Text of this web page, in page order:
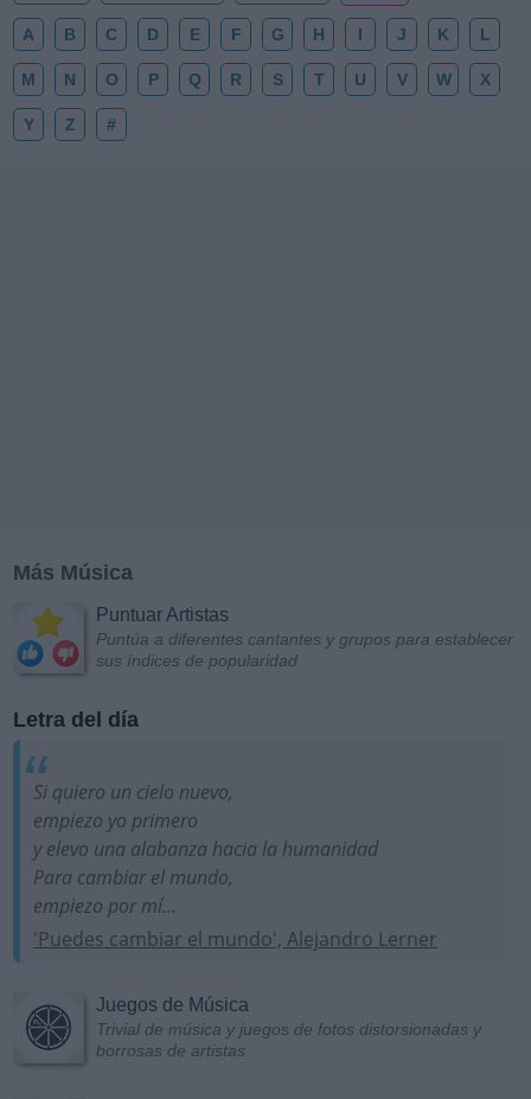
A B C D E F G H I J K L
M N O P Q R S T U V W X
Y Z #
Más Música
Puntuar Artistas
Puntúa a diferentes cantantes y grupos para establecer
sus índices de popularidad
Letra del día
Si quiero un cielo nuevo,
empiezo yo primero
y elevo una alabanza hacia la humanidad
Para cambiar el mundo,
empiezo por mí...
'Puedes cambiar el mundo', Alejandro Lerner
Juegos de Música
Trivial de música y juegos de fotos distorsionadas y
borrosas de artistas